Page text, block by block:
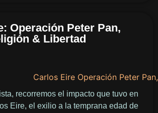
Operación Peter Pan,
& Libertad
recorremos el impacto que tuvo en
Eire, el exilio a la temprana edad de